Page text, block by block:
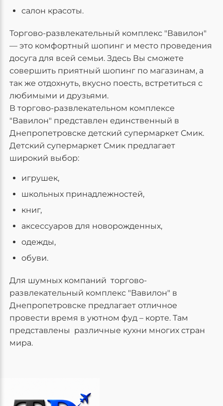
салон красоты.
Торгово-развлекательный комплекс "Вавилон"
— это комфортный шопинг и место проведения
досуга для всей семьи. Здесь Вы сможете
совершить приятный шопинг по магазинам, а
так же отдохнуть, вкусно поесть, встретиться с
любимыми и друзьями.
В торгово-развлекательном комплексе
"Вавилон" представлен единственный в
Днепропетровске детский супермаркет Смик.
Детский супермаркет Смик предлагает
широкий выбор:
игрушек,
школьных принадлежностей,
книг,
аксессуаров для новорожденных,
одежды,
обуви.
Для шумных компаний торгово-
развлекательный комплекс "Вавилон" в
Днепропетровске предлагает отличное
провести время в уютном фуд – корте. Там
представлены различные кухни многих стран
мира.